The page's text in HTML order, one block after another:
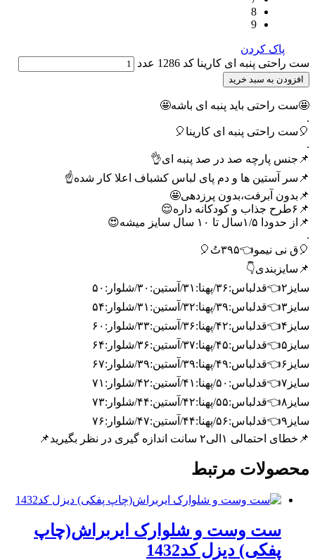
8
9
پاک کردن
ست راحتی پنبه ای کارینا کد 1286 عدد
افزودن به سبد خرید
🤩ست راحتی باید پنبه ای باشه🤩
.
🎈ست راحتی پنبه ای کارینا🎈
.
📌جنس پارچه صد در صد پنبه ای👌
📌سر آستین ها و دم پای لباس کشباف اعلا کار شده☝️
📌بدون آبرفت،بدون پرزدهی🤩
📌۶طرح جذاب و کودکانه داره😌
📌از حدودا ۱/۵سال تا ۱۰ سال سایز میشه😍
.
🎈ق نی نیمو👈۳۹۵تُ🎈
📌سایزبندی👇
سایز۲👈قدلباس:۳۶/پهنا:۳۱/آستین:۳۰/شلوار:۵۰
سایز۳👈قدلباس:۳۹/پهنا:۳۲/آستین:۳۱/شلوار:۵۴
سایز۴👈قدلباس:۴۲/پهنا:۳۶/آستین:۳۳/شلوار:۶۰
سایز۵👈قدلباس:۴۵/پهنا:۳۷/آستین:۳۶/شلوار:۶۴
سایز۶👈قدلباس:۴۹/پهنا:۳۹/آستین:۳۹/شلوار:۶۷
سایز۷👈قدلباس:۵۰/پهنا:۴۱/آستین:۴۲/شلوار:۷۱
سایز۸👈قدلباس:۵۵/پهنا:۴۲/آستین:۴۴/شلوار:۷۳
سایز۹👈قدلباس:۵۶/پهنا:۴۴/آستین:۴۷/شلوار:۷۶
📌خطای احتمالی ۱الی۲ سانت اندازه گیری در نظر بگیرید📌
محصولات مرتبط
ست وست و شلوارک ایربراش(چاپ
پفکی) دیزل کد1432